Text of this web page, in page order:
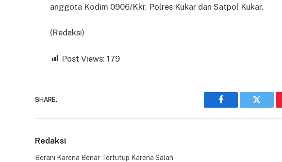
anggota Kodim 0906/Kkr, Polres Kukar dan Satpol Kukar.
(Redaksi)
Post Views: 179
SHARE.
Facebook Twitter
Redaksi
Berani Karena Benar Tertutup Karena Salah